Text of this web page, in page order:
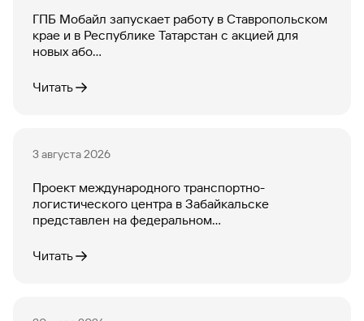
Быстрый
поиск
сайту
Вклады
ГПБ Мобайл запускает работу в Ставропольском
крае и в Республике Татарстан с акцией для
новых або...
Читать
3 августа 2026
Проект международного транспортно-
логистического центра в Забайкальске
представлен на федеральном...
Читать